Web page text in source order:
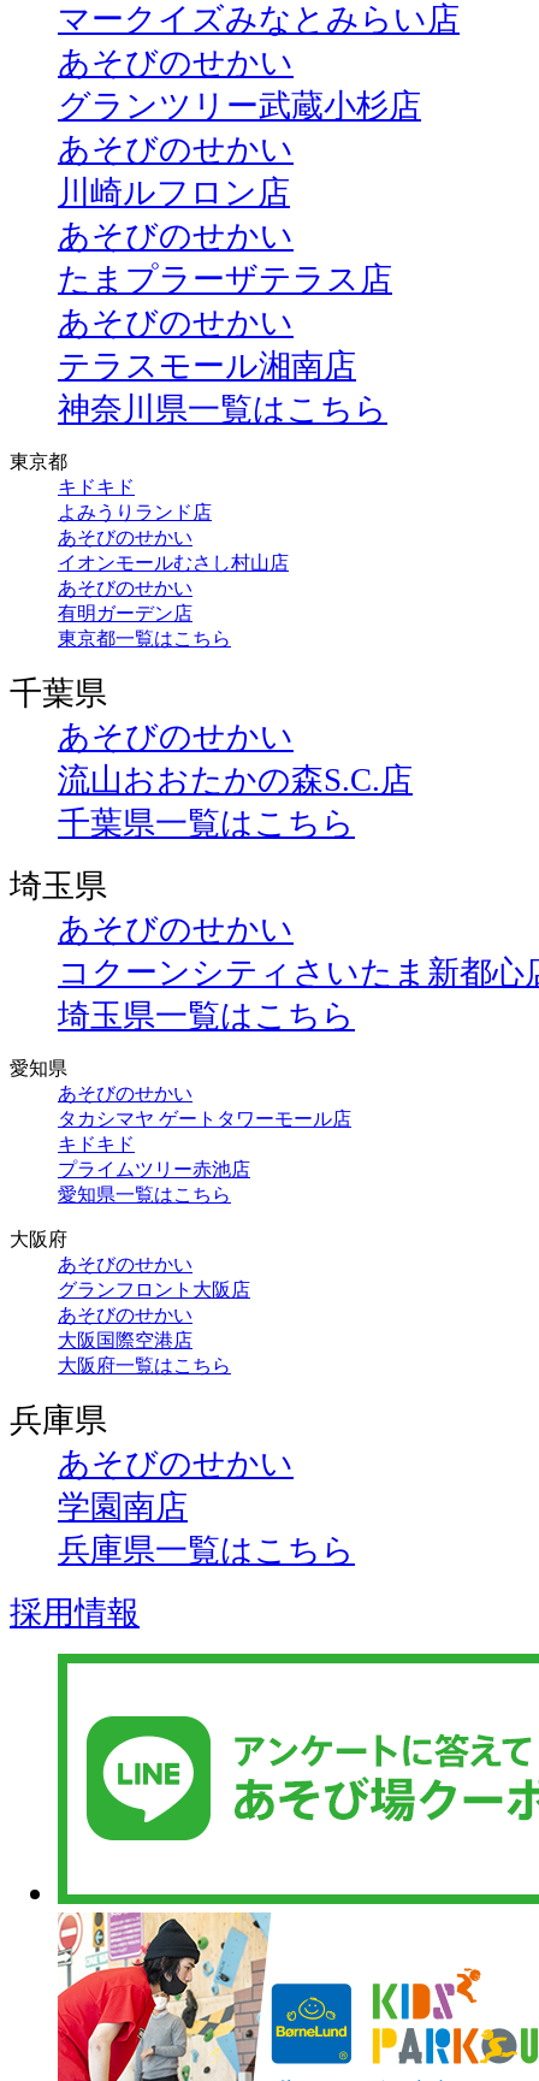
マークイズみなとみらい店
あそびのせかい
グランツリー武蔵小杉店
あそびのせかい
川崎ルフロン店
あそびのせかい
たまプラーザテラス店
あそびのせかい
テラスモール湘南店
神奈川県一覧はこちら
東京都
キドキド
よみうりランド店
あそびのせかい
イオンモールむさし村山店
あそびのせかい
有明ガーデン店
東京都一覧はこちら
千葉県
あそびのせかい
流山おおたかの森S.C.店
千葉県一覧はこちら
埼玉県
あそびのせかい
コクーンシティさいたま新都心
埼玉県一覧はこちら
愛知県
あそびのせかい
タカシマヤ ゲートタワーモール店
キドキド
プライムツリー赤池店
愛知県一覧はこちら
大阪府
あそびのせかい
グランフロント大阪店
あそびのせかい
大阪国際空港店
大阪府一覧はこちら
兵庫県
あそびのせかい
学園南店
兵庫県一覧はこちら
採用情報